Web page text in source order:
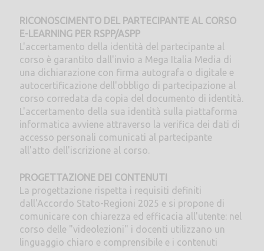
RICONOSCIMENTO DEL PARTECIPANTE AL CORSO
E-LEARNING PER RSPP/ASPP
L'accertamento della identità del partecipante al
corso è garantito dall'invio a Mega Italia Media di
una dichiarazione con firma autografa o digitale e
autocertificazione dell'obbligo di partecipazione al
corso corredata da copia del documento di identità.
L'accertamento della sua identità sulla piattaforma
informatica avviene attraverso la verifica dei dati di
accesso personali comunicati al partecipante
all'atto dell'iscrizione al corso.
PROGETTAZIONE DEI CONTENUTI
La progettazione rispetta i requisiti definiti
dall'Accordo Stato-Regioni 2025 e si propone di
comunicare con chiarezza ed efficacia all'utente: nel
corso delle "videolezioni" i docenti utilizzano un
linguaggio chiaro e comprensibile e i contenuti